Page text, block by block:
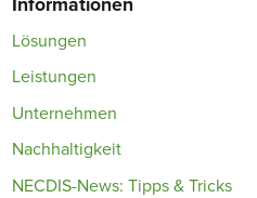
Informationen
Lösungen
Leistungen
Unternehmen
Nachhaltigkeit
NECDIS-News: Tipps & Tricks